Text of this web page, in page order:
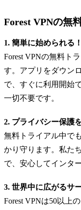
Forest VPNの無
1. 簡単に始められる！
Forest VPNの無料ト
す。アプリをダウン
で、すぐに利用開始
一切不要です。
2. プライバシー保護
無料トライアル中で
かり守ります。私た
で、安心してインタ
3. 世界中に広がるサ
Forest VPNは50以上